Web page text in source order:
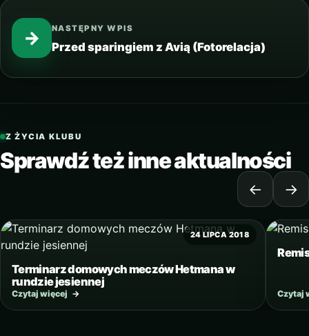
NASTĘPNY WPIS
Przed sparingiem z Avią (Fotorelacja)
→
Z ŻYCIA KLUBU
Sprawdź też inne aktualności
← →
24 LIPCA 2018
Terminarz domowych meczów Hetmana w
rundzie jesiennej
Czytaj więcej → Czytaj